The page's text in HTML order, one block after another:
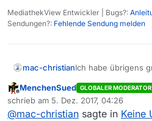
MediathekView Entwickler | Bugs?:
Sendungen?: Fehlende Sendung melden
mac-christianIch habe übrigens
(weil ein neuer
Änderungen hatte)
Titel “neu” (blau). MV leidet wohl beim Beenden
Offline
MenchenSued GLOBALER MODERATOR
schrieb am 5. Dez. 2017, 04:26
zuletzt editiert von
@mac-christian sagte in Keine